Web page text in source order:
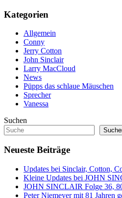
Kategorien
Allgemein
Conny
Jerry Cotton
John Sinclair
Larry MacCloud
News
Püpps das schlaue Mäuschen
Sprecher
Vanessa
Suchen
Neueste Beiträge
Updates bei Sinclair, Cotton,
Kleine Updates bei JOHN
JOHN SINCLAIR Folge 36,
Peter Niemeyer mit 81 Jahren